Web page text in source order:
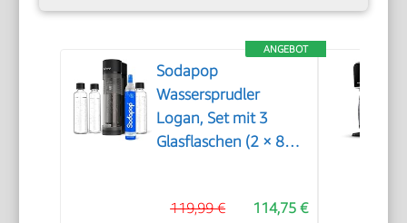
ANGEBOT
Sodapop
Wassersprudler
Logan, Set mit 3
Glasflaschen (2 × 850
Matt Schwarz, Höhe
114,75 €
119,99 €